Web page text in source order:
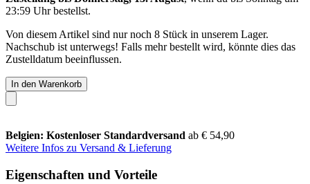
23:59 Uhrbestellst.
Von diesem Artikel sind nur noch 8 Stück in unserem Lager.
Nachschub ist unterwegs! Falls mehr bestellt wird, könnte dies das
Zustelldatum beeinflussen.
In den Warenkorb
Belgien: Kostenloser Standardversand ab € 54,90
Weitere Infos zu Versand & Lieferung
Eigenschaften und Vorteile